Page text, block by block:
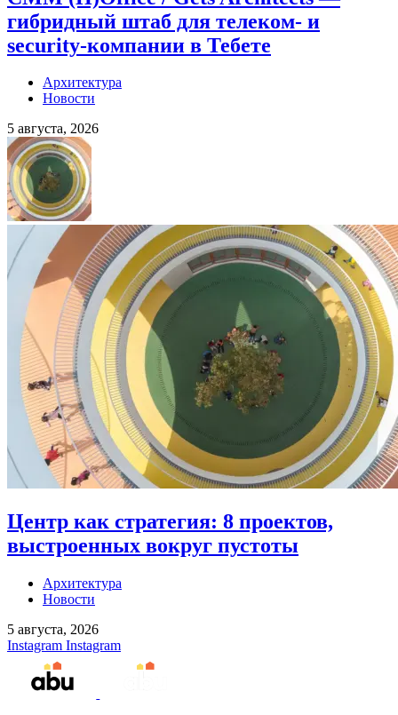
гибридный штаб для телеком- и
security-компании в Тебете
Архитектура
Новости
5 августа, 2026
Центр как стратегия: 8 проектов,
выстроенных вокруг пустоты
Архитектура
Новости
5 августа, 2026
Instagram Instagram